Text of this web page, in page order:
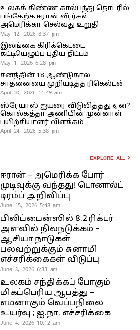
உலகக் கிண்ண கால்பந்து தொடரில்
பங்கேற்க ஈரான் வீரர்கள்
அமெரிக்கா செல்வது உறுதி
May 12, 2026 8:37 pm
இலங்கை கிரிக்கெட்டை
கட்டியெழுப்ப புதிய திட்டம்
May 1, 2026 6:28 pm
சனத்தின் 18 ஆண்டுகால
சாதனையை முறியடித்த ரிகெல்டன்
April 30, 2026 11:49 am
ஸ்ரேயாஸ் ஐயரை விடுவித்தது ஏன்?
கொல்கத்தா அணியின் முன்னாள்
பயிற்சியாளர் விளக்கம்
April 24, 2026 5:38 pm
EXPLORE ALL
ஈரான் – அமெரிக்க போர்
முடிவுக்கு வந்தது! டொனால்ட்
டிரம்ப் அறிவிப்பு
June 15, 2026 5:48 am
பிலிப்பைன்ஸில் 8.2 ரிக்டர்
அளவில் நிலநடுக்கம் –
ஆசியா நாடுகள்
பலவற்றுக்கும் சுனாமி
எச்சரிக்கைகள் விடுப்பு
June 8, 2026 6:33 am
உலகம் சந்திக்கப் போகும்
மிகப்பெரிய ஆபத்து –
எமனாகும் வெப்பநிலை
உயர்வு ; ஐ.நா. எச்சரிக்கை
June 4, 2026 10:12 am